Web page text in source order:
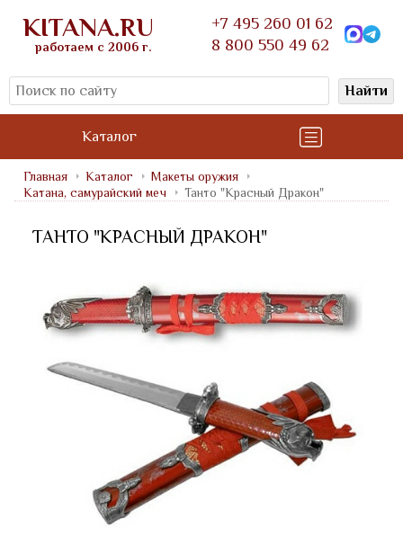
KITANA.RU
работаем с 2006 г.
+7 495 260 01 62
8 800 550 49 62
Найти
Каталог
Главная Каталог
Макеты оружия
Катана, самурайский меч
Танто "Красный Дракон"
ТАНТО "КРАСНЫЙ ДРАКОН"